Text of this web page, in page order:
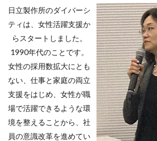
日立製作所のダイバーシ
ティは、女性活躍支援か
らスタートしました。
1990年代のことです。
女性の採用数拡大にとも
ない、仕事と家庭の両立
支援をはじめ、女性が職
場で活躍できるような環
境を整えることから、社
員の意識改革を進めてい